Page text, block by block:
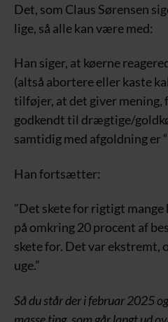
Det, som Claus Sørensen
lige, så alle kan være med:
Han siger, at køerne
(altså abortere eller kaste
tilføjer, at det giver mening,
godkendt til drægtige/
samtidig med afgoldning er
Han fortsætter:
”Det skete for rigtigt mange
på omkring 20 procent af
skete for. Det var ekstremt,
uge.”
Så du står der i februar 2025
masse ting, som går langt ud